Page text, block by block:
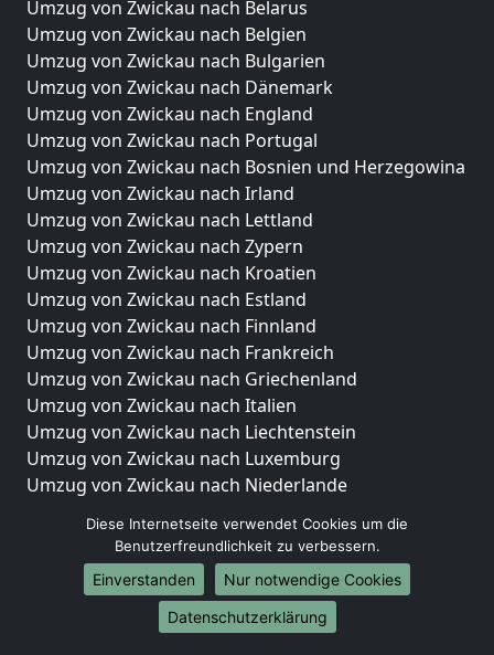
Umzug von Zwickau nach Belarus
Umzug von Zwickau nach Belgien
Umzug von Zwickau nach Bulgarien
Umzug von Zwickau nach Dänemark
Umzug von Zwickau nach England
Umzug von Zwickau nach Portugal
Umzug von Zwickau nach Bosnien und Herzegowina
Umzug von Zwickau nach Irland
Umzug von Zwickau nach Lettland
Umzug von Zwickau nach Zypern
Umzug von Zwickau nach Kroatien
Umzug von Zwickau nach Estland
Umzug von Zwickau nach Finnland
Umzug von Zwickau nach Frankreich
Umzug von Zwickau nach Griechenland
Umzug von Zwickau nach Italien
Umzug von Zwickau nach Liechtenstein
Umzug von Zwickau nach Luxemburg
Umzug von Zwickau nach Niederlande
Umzüge-Deutschlandweit
Umzug von Zwickau nach Berlin
Umzug von Zwickau nach Hamburg
Diese Internetseite verwendet Cookies um die
Benutzerfreundlichkeit zu verbessern.
Einverstanden
Nur notwendige Cookies
Datenschutzerklärung